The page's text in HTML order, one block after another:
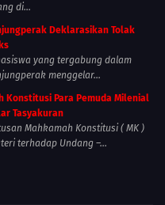
di...
Deklarasikan Tolak
yang tergabung dalam
menggelar...
Konstitusi Para Pemuda Milenial
Tasyakuran
Mahkamah Konstitusi ( MK )
terhadap Undang –...